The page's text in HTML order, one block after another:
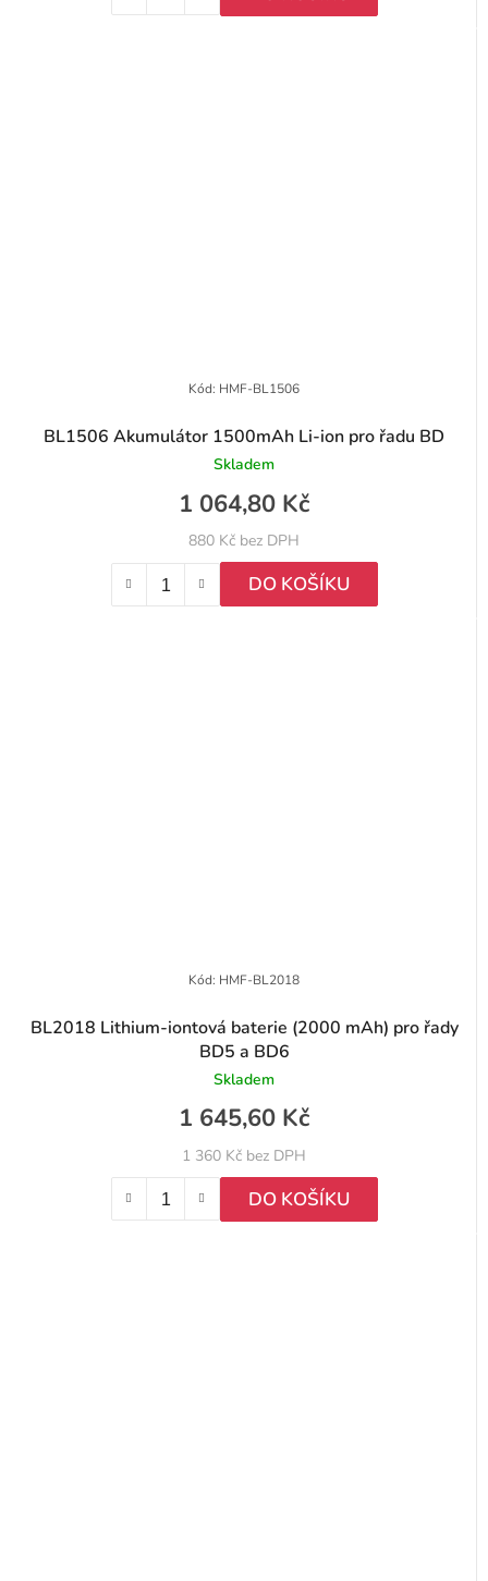
BL1506 Akumulátor 1500mAh Li-ion pro řadu BD
Skladem
880 Kč bez DPH
1 064,80 Kč
DO KOŠÍKU
Kód: HMF-BL1506
BL2018 Lithium-iontová baterie (2000 mAh) pro řady
BD5 a BD6
Skladem
1 360 Kč bez DPH
1 645,60 Kč
DO KOŠÍKU
Kód: HMF-BL2018